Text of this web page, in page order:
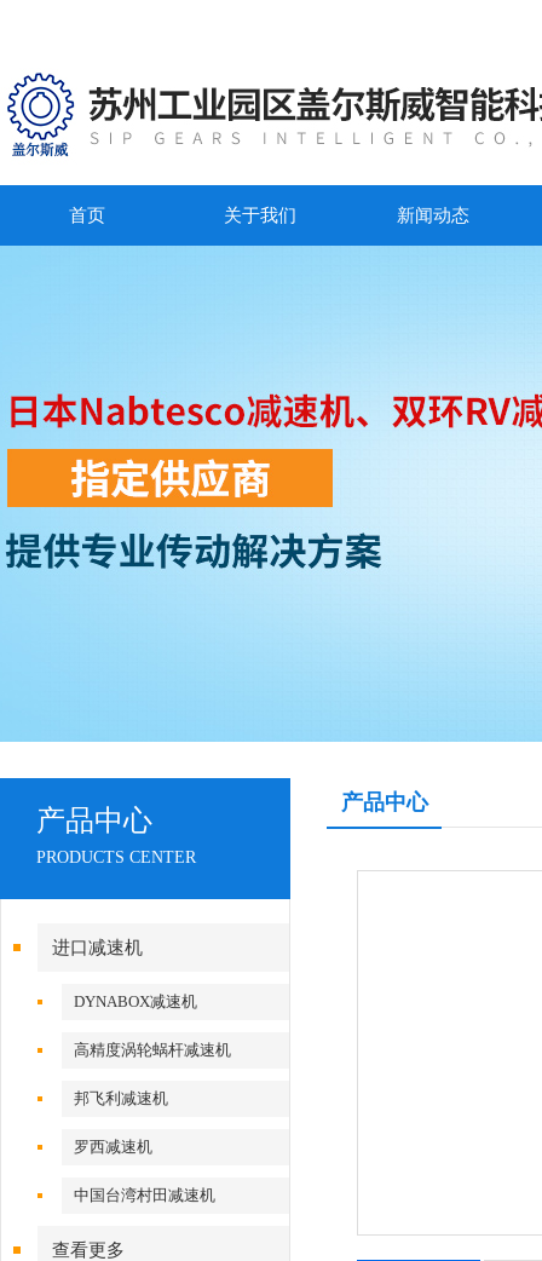
首页 关于我们 新闻动态
产品中心
PRODUCTS CENTER
进口减速机
DYNABOX减速机
高精度涡轮蜗杆减速机
邦飞利减速机
罗西减速机
中国台湾村田减速机
查看更多
产品中心